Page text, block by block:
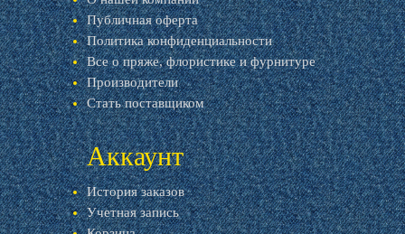
Публичная оферта
Политика конфиденциальности
Все о пряже, флористике и фурнитуре
Производители
Стать поставщиком
Аккаунт
История заказов
Учетная запись